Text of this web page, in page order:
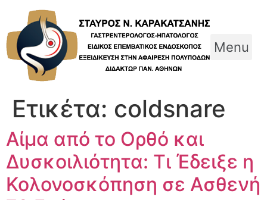
content
Menu
Ετικέτα: coldsnare
Αίμα από το Ορθό και
Δυσκοιλιότητα: Τι Έδειξε η
Κολονοσκόπηση σε Ασθενή